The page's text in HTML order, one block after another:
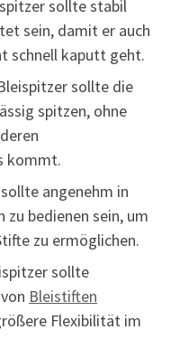
sollte stabil
sein, damit er auch
schnell kaputt geht.
sollte die
spitzen, ohne
kommt.
angenehm in
zu bedienen sein, um
zu ermöglichen.
sollte
Bleistiften
Flexibilität im